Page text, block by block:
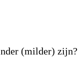
(milder) zijn?